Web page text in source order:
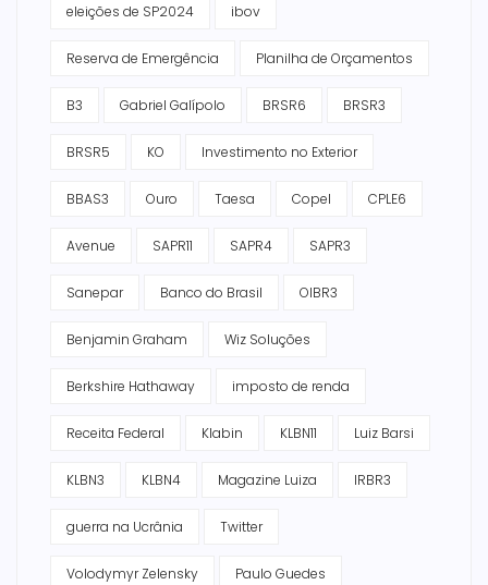
eleições de SP2024 ibov
Reserva de Emergência Planilha de Orçamentos
B3 Gabriel Galípolo BRSR6 BRSR3
BRSR5 KO Investimento no Exterior
BBAS3 Ouro Taesa Copel CPLE6
Avenue SAPR11 SAPR4 SAPR3
Sanepar Banco do Brasil OIBR3
Benjamin Graham Wiz Soluções
Berkshire Hathaway imposto de renda
Receita Federal Klabin KLBN11 Luiz Barsi
KLBN3 KLBN4 Magazine Luiza IRBR3
guerra na Ucrânia Twitter
Volodymyr Zelensky Paulo Guedes